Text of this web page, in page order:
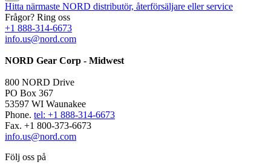
Hitta närmaste NORD distributör, återförsäljare eller service
Frågor? Ring oss
+1 888-314-6673
info.us@nord.com
NORD Gear Corp - Midwest
800 NORD Drive
PO Box 367
53597 WI Waunakee
Phone. tel: +1 888-314-6673
Fax. +1 800-373-6673
info.us@nord.com
Följ oss på